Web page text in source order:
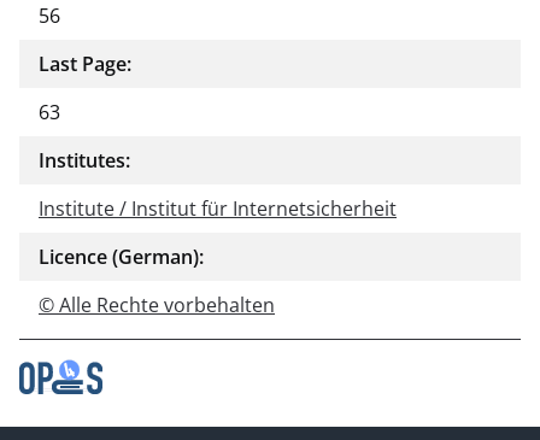
56
Last Page:
63
Institutes:
Institute / Institut für Internetsicherheit
Licence (German):
© Alle Rechte vorbehalten